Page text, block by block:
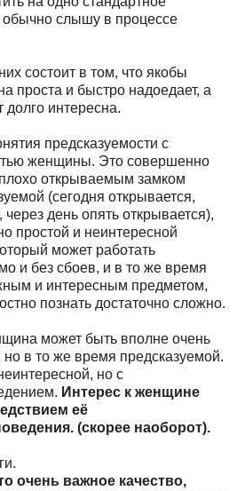
обычно слышу в процессе
состоит в том, что якобы
проста и быстро надоедает, а
долго интересна.
предсказуемости с
женщины. Это совершенно
открываемым замком
(сегодня открывается,
день опять открывается),
простой и неинтересной
может работать
и без сбоев, и в то же время
и интересным предметом,
познать достаточно сложно.
может быть вполне очень
в то же время предсказуемой.
но с
Интерес к женщине
её
(скорее наоборот).
очень важное качество,